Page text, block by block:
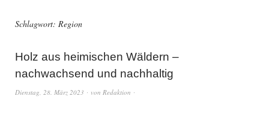
Schlagwort: Region
Holz aus heimischen Wäldern –
nachwachsend und nachhaltig
Dienstag, 28. März 2023 von Redaktion